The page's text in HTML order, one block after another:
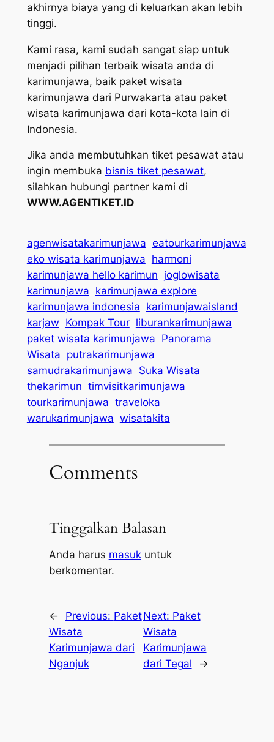
akhirnya biaya yang di keluarkan akan lebih
tinggi.
Kami rasa, kami sudah sangat siap untuk
menjadi pilihan terbaik wisata anda di
karimunjawa, baik paket wisata
karimunjawa dari Purwakarta atau paket
wisata karimunjawa dari kota-kota lain di
Indonesia.
Jika anda membutuhkan tiket pesawat atau
ingin membuka bisnis tiket pesawat,
silahkan hubungi partner kami di
WWW.AGENTIKET.ID
agenwisatakarimunjawa eatourkarimunjawa
eko wisata karimunjawa harmoni
karimunjawa hello karimun joglowisata
karimunjawa karimunjawa explore
karimunjawa indonesia karimunjawaisland
karjaw Kompak Tour liburankarimunjawa
paket wisata karimunjawa Panorama
Wisata putrakarimunjawa
samudrakarimunjawa Suka Wisata
thekarimun timvisitkarimunjawa
tourkarimunjawa traveloka
warukarimunjawa wisatakita
Comments
Tinggalkan Balasan
Anda harus masukuntuk
berkomentar.
← Previous: Paket
Wisata
Karimunjawa dari
Nganjuk
Next: Paket
Wisata
Karimunjawa
dari Tegal
→